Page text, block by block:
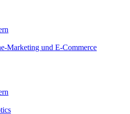
Marketing und E-Commerce